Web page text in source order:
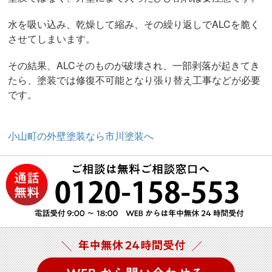
水を吸い込み、乾燥して縮み、その繰り返しでALCを脆く
させてしまいます。
その結果、ALCそのものが破壊され、一部剥落が起きてき
たら、塗装では修復不可能となり張り替え工事などが必要
です。
小山町の外壁塗装なら市川塗装へ